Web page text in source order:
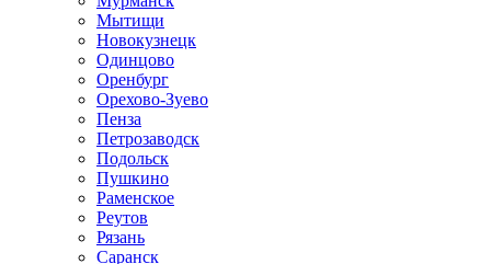
Мытищи
Новокузнецк
Одинцово
Оренбург
Орехово-Зуево
Пенза
Петрозаводск
Подольск
Пушкино
Раменское
Реутов
Рязань
Саранск